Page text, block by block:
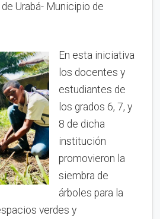
Urabá- Municipio de
En esta iniciativa
los docentes y
estudiantes de
los grados 6, 7, y
8 de dicha
institución
promovieron la
siembra de
árboles para la
verdes y